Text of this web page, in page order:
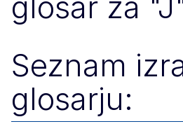
Seznam
glosarju: